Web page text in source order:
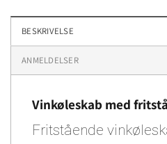
BESKRIVELSE
ANMELDELSER
Vinkøleskab med
Fritstående